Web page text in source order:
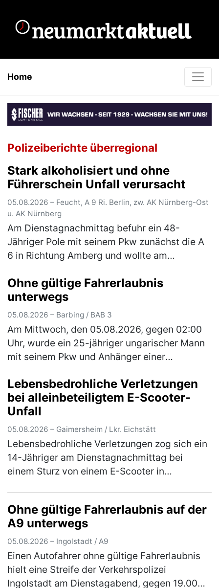
Home
Polizeiberichte überregional
Stark alkoholisiert und ohne
Führerschein Unfall verursacht
05.08.2026 – Feucht, A 9 Ri. Berlin, zw. AK Nürnberg-Ost
u. AK Nürnberg
Am Dienstagnachmittag befuhr ein 48-
Jähriger Pole mit seinem Pkw zunächst die A
6 in Richtung Amberg und wollte am
Richtung Berlin wechseln. Auf der rechten
Sp…(mehr)
Ohne gültige Fahrerlaubnis
unterwegs
05.08.2026 – Barbing / BAB 3
Am Mittwoch, den 05.08.2026, gegen 02:00
Uhr, wurde ein 25-jähriger ungarischer Mann
mit seinem Pkw und Anhänger einer
unterzogen. Im Rahmen der Überprüfung
wur…(mehr)
Lebensbedrohliche Verletzungen
bei alleinbeteiligtem E-Scooter-
Unfall
05.08.2026 – Gaimersheim / Lkr. Eichstätt
Lebensbedrohliche Verletzungen zog sich ein
14-Jähriger am Dienstagnachmittag bei
einem Sturz von einem E-Scooter in
(mehr)
Ohne gültige Fahrerlaubnis auf der
A9 unterwegs
05.08.2026 – Ingolstadt / A9
Einen Autofahrer ohne gültige Fahrerlaubnis
hielt eine Streife der Verkehrspolizei
Ingolstadt am Dienstagabend, gegen 19.00